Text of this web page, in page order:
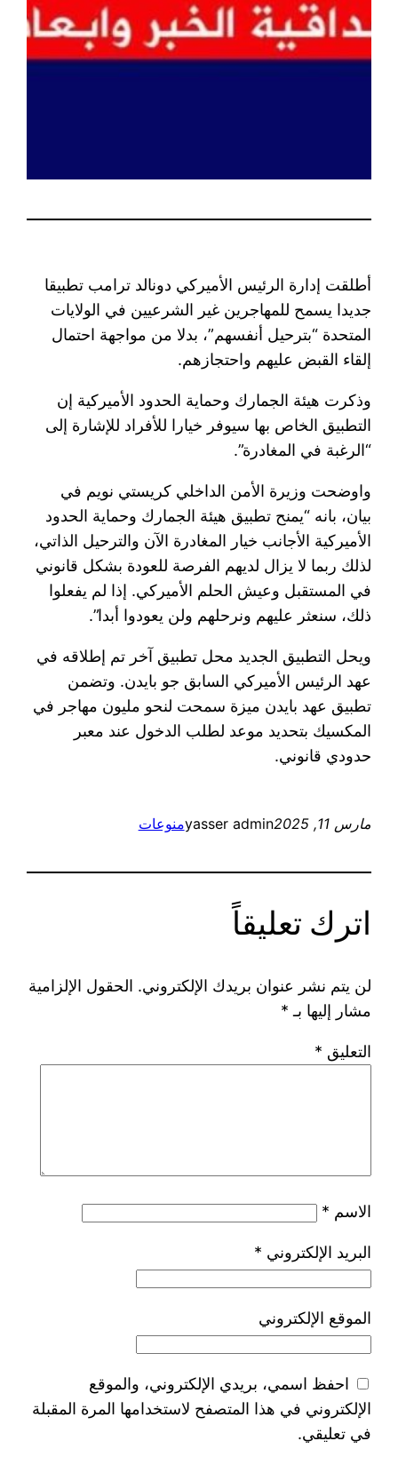
أطلقت إدارة الرئيس الأميركي دونالد ترامب تطبيقا
جديدا يسمح للمهاجرين غير الشرعيين في الولايات
المتحدة “بترحيل أنفسهم”، بدلا من مواجهة احتمال
إلقاء القبض عليهم واحتجازهم.
وذكرت هيئة الجمارك وحماية الحدود الأميركية إن
التطبيق الخاص بها سيوفر خيارا للأفراد للإشارة إلى
“الرغبة في المغادرة”.
واوضحت وزيرة الأمن الداخلي كريستي نويم في
بيان، بانه “يمنح تطبيق هيئة الجمارك وحماية الحدود
الأميركية الأجانب خيار المغادرة الآن والترحيل الذاتي،
لذلك ربما لا يزال لديهم الفرصة للعودة بشكل قانوني
في المستقبل وعيش الحلم الأميركي. إذا لم يفعلوا
ذلك، سنعثر عليهم ونرحلهم ولن يعودوا أبدا”.
ويحل التطبيق الجديد محل تطبيق آخر تم إطلاقه في
عهد الرئيس الأميركي السابق جو بايدن. وتضمن
تطبيق عهد بايدن ميزة سمحت لنحو مليون مهاجر في
المكسيك بتحديد موعد لطلب الدخول عند معبر
حدودي قانوني.
مارس 11, 2025 yasser adminمنوعات
اترك تعليقاً
لن يتم نشر عنوان بريدك الإلكتروني. الحقول الإلزامية
مشار إليها بـ *
التعليق *
الاسم *
البريد الإلكتروني *
الموقع الإلكتروني
احفظ اسمي، بريدي الإلكتروني، والموقع
الإلكتروني في هذا المتصفح لاستخدامها المرة المقبلة
في تعليقي.